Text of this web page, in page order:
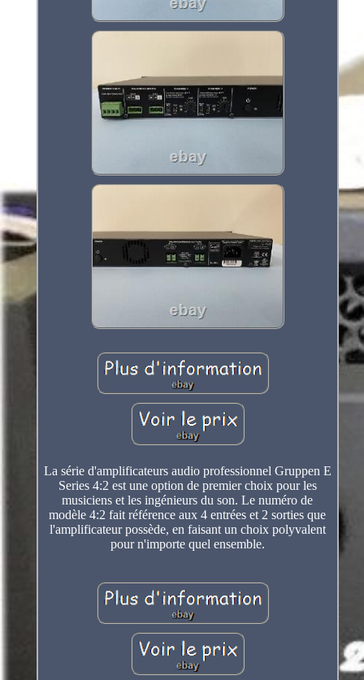
La série d'amplificateurs audio professionnel Gruppen E
Series 4:2 est une option de premier choix pour les
musiciens et les ingénieurs du son. Le numéro de
modèle 4:2 fait référence aux 4 entrées et 2 sorties que
l'amplificateur possède, en faisant un choix polyvalent
pour n'importe quel ensemble.